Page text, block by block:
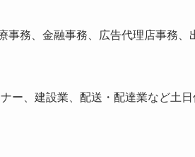
事務、金融事務、広告代理店事務、
ー、建設業、配送・配達業など土